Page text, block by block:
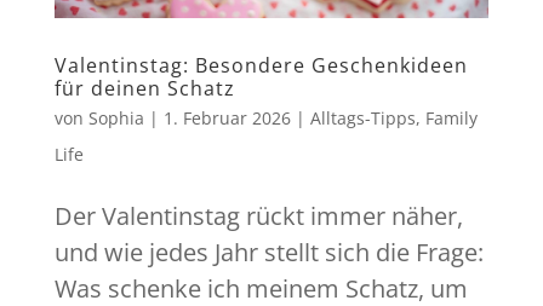
Valentinstag: Besondere Geschenkideen
für deinen Schatz
von Sophia | 1. Februar 2026| Alltags-Tipps, Family
Life
Der Valentinstag rückt immer näher,
und wie jedes Jahr stellt sich die Frage:
Was schenke ich meinem Schatz, um